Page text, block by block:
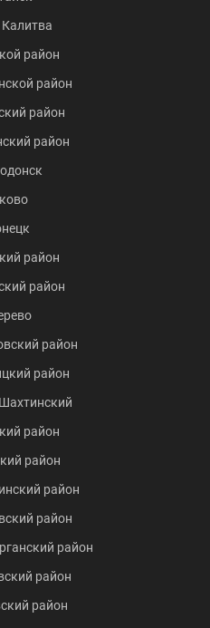
район
район
район
район
район
район
район
район
район
район
район
район
район
район
район